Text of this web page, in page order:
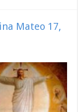
Mateo 17,